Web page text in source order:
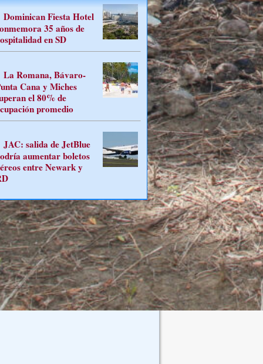
Dominican Fiesta Hotel
35 años de
en SD
La Romana, Bávaro-
Cana y Miches
el 80% de
promedio
JAC: salida de JetBlue
aumentar boletos
entre Newark y